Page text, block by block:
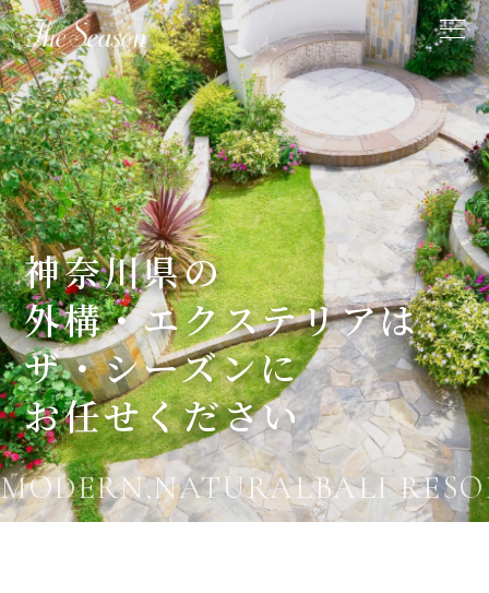
神奈川県の
外構・エクステリアは
ザ・シーズンに
お任せください
MODERN,NATURALBALI